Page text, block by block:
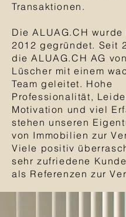
Transaktionen.
Die ALUAG.CH wurde
2012 gegründet. Seit
die ALUAG.CH AG
Lüscher mit einem
Team geleitet. Hohe
Professionalität,
Motivation und viel
stehen unseren
von Immobilien zur
Viele positiv
sehr zufriedene
als Referenzen zur